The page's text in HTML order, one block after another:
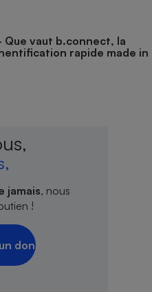
Que vaut b.connect, la
rapide made in
jamais, nous
!
don